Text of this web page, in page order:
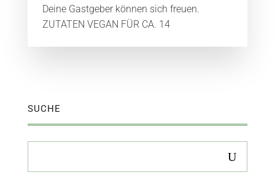
Deine Gastgeber können sich freuen.
ZUTATEN VEGAN FÜR CA. 14
SUCHE